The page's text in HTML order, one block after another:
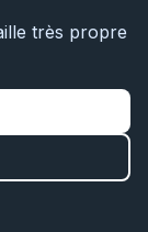
très propre